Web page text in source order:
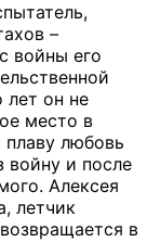
–
войны его
лет он не
место в
любовь
войну и после
Алексея
летчик
в